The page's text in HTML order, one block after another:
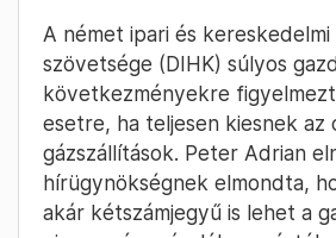
A német ipari és kereskedelmi
szövetsége (DIHK) súlyos
következményekre
esetre, ha teljesen kiesnek az
gázszállítások. Peter Adrian
hírügynökségnek elmondta,
akár kétszámjegyű is lehet a